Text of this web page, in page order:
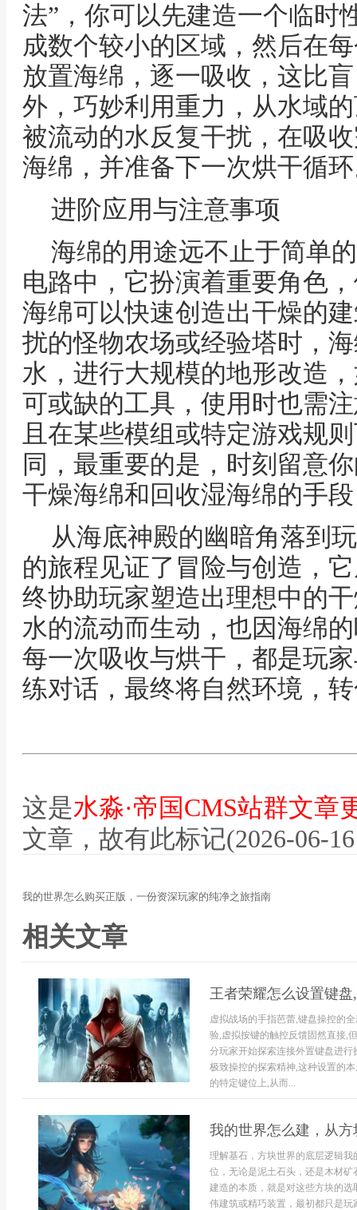
法”，你可以先建造一个临时
成数个较小的区域，然后在
放置海绵，逐一吸收，这比
外，巧妙利用重力，从水域
被流动的水反复干扰，在吸
海绵，并准备下一次烘干循
进阶应用与注意事项
海绵的用途远不止于简单
电路中，它扮演着重要角色
海绵可以快速创造出干燥的
扰的怪物农场或经验塔时，
水，进行大规模的地形改造
可或缺的工具，使用时也需
且在某些模组或特定游戏规
同，最重要的是，时刻留意
干燥海绵和回收湿海绵的手
从海底神殿的幽暗角落到
的旅程见证了冒险与创造，
终协助玩家塑造出理想中的
水的流动而生动，也因海绵
每一次吸收与烘干，都是玩
练对话，最终将自然环境，
这是水淼·帝国CMS站群文章
文章，故有此标记(2026-06-
我的世界怎么购买正版，一份资深玩家的纯净之旅指南
相关文章
王者荣耀怎么设置键
虚拟战场的手指芭蕾,键盘操控的
验,虚拟按键的触控反馈固然直接,
分玩家开始探索连接外置键盘进
极致操控的探索精神,这种设置的
的特定键位上,从而...
我的世界怎么建，从
理解基石，方块世界的底层逻辑
位，无论是泥土石头，还是木材
建造的本质，就是对这些方块的
伟建筑或精巧装置，最初都只是